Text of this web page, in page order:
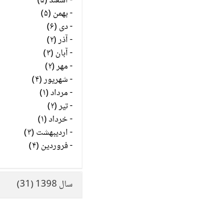
-بهمن (۵)
-دی (۶)
-آذر (۲)
-آبان (۳)
-مهر (۲)
-شهریور (۴)
-مرداد (۱)
-تیر (۲)
-خرداد (۱)
-اردیبهشت (۳)
-فروردین (۴)
سال 1398 (31)